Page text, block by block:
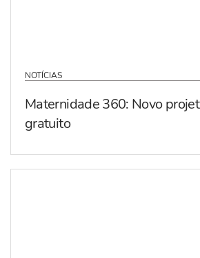
NOTÍCIAS
Maternidade 360: Novo
gratuito